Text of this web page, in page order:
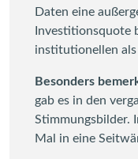
Daten eine
Investitionsquote
institutionellen
Besonders
gab es in den
Stimmungsbilder.
Mal in eine